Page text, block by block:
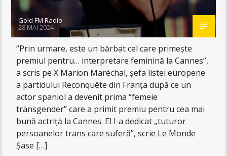
Gold FM Radio
28 MAI 2024
“Prin urmare, este un bărbat cel care primește
premiul pentru… interpretare feminină la Cannes”,
a scris pe X Marion Maréchal, șefa listei europene
a partidului Reconquête din Franța după ce un
actor spaniol a devenit prima “femeie
transgender” care a primit premiu pentru cea mai
bună actriță la Cannes. El l-a dedicat „tuturor
persoanelor trans care suferă”, scrie Le Monde
Șase […]